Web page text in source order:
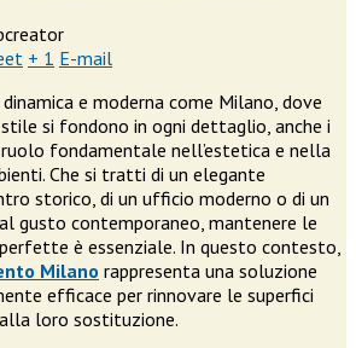
+ 1 E-mail
e moderna come Milano, dove
si fondono in ogni dettaglio, anche i
fondamentale nell’estetica e nella
Che si tratti di un elegante
storico, di un ufficio moderno o di un
gusto contemporaneo, mantenere le
è essenziale. In questo contesto,
Milano rappresenta una soluzione
efficace per rinnovare le superfici
loro sostituzione.